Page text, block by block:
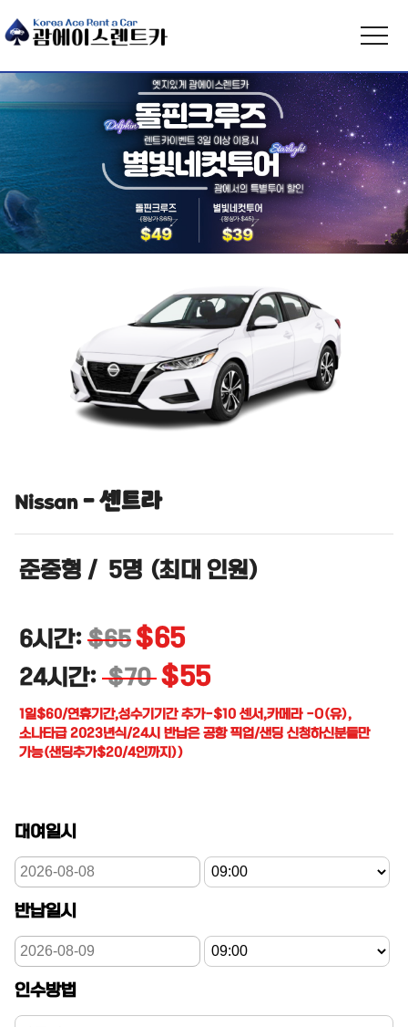
Nissan-센트라
준중형 / 5명 (최대 인원)
6시간: $65$65
24시간: $70$55
1일$60/연휴기간,성수기기간 추가-$10 센서,카메라 -O(유),
소나타급 2023년식/24시 반납은 공항 픽업/샌딩 신청하신분들만
가능(샌딩추가$20/4인까지))
대여일시
반납일시
인수방법